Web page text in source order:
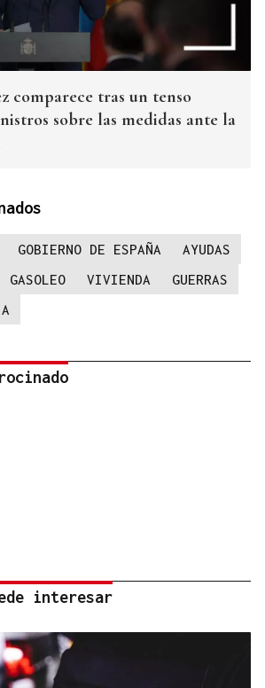
comparece tras un tenso
sobre las medidas ante la
GOBIERNO DE ESPAÑA
AYUDAS
GASOLEO VIVIENDA
GUERRAS
interesar